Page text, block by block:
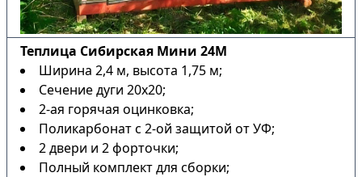
Теплица Сибирская Мини 24М
Ширина 2,4 м, высота 1,75 м;
Сечение дуги 20х20;
2-ая горячая оцинковка;
Поликарбонат с 2-ой защитой от УФ;
2 двери и 2 форточки;
Полный комплект для сборки;